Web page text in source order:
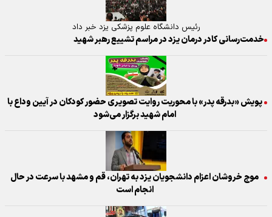
رئیس دانشگاه علوم پزشکی یزد خبر داد
خدمت‌رسانی کادر درمان یزد در مراسم تشییع رهبر شهید
پویش «بدرقه پدر» با محوریت روایت تصویری حضور کودکان در آیین وداع با
امام شهید برگزار می‌شود
موج خروشان اعزام دانشجویان یزد به تهران، قم و مشهد با سرعت در حال
انجام است